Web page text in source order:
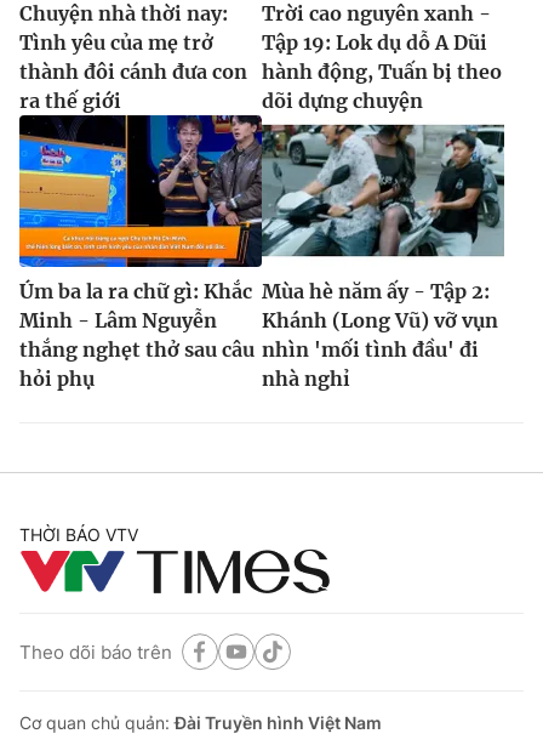
Chuyện nhà thời nay:
Tình yêu của mẹ trở
thành đôi cánh đưa con
ra thế giới
Trời cao nguyên xanh -
Tập 19: Lok dụ dỗ A Dũi
hành động, Tuấn bị theo
dõi dựng chuyện
Úm ba la ra chữ gì: Khắc
Minh - Lâm Nguyễn
thắng nghẹt thở sau câu
hỏi phụ
Mùa hè năm ấy - Tập 2:
Khánh (Long Vũ) vỡ vụn
nhìn 'mối tình đầu' đi
nhà nghỉ
THỜI BÁO VTV
Theo dõi báo trên
Cơ quan chủ quản:Đài Truyền hình Việt Nam